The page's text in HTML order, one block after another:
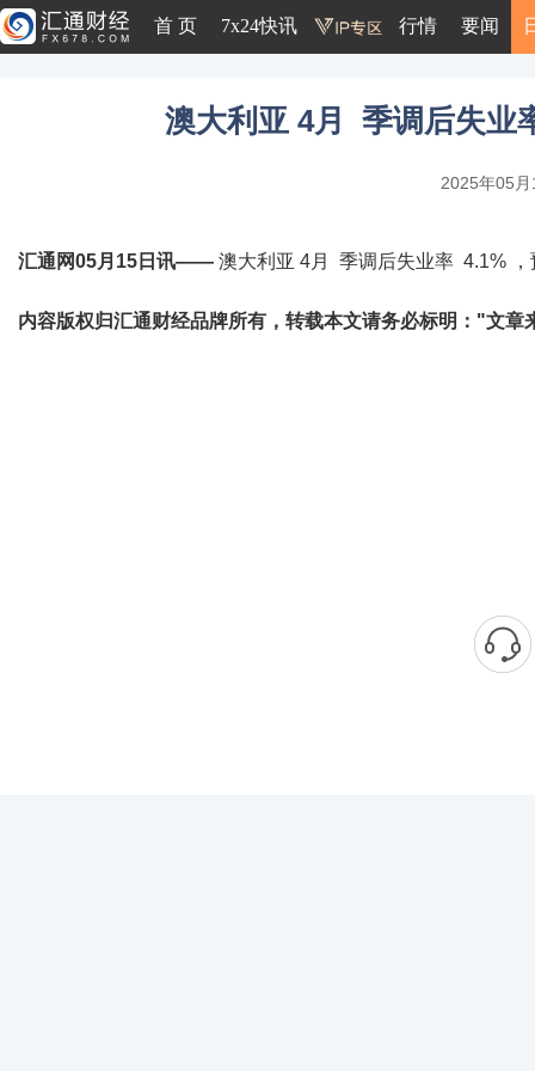
首 页 7x24快讯 行情 要闻
澳大利亚 4月 季调后失业
2025年05
汇通网05月15日讯—— 澳大利亚 4月 季调后失业率 4.1% ，
内容版权归汇通财经品牌所有，转载本文请务必标明："文章